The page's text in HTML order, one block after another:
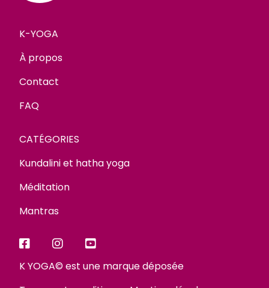
K-YOGA
À propos
Contact
FAQ
CATÉGORIES
Kundalini et hatha yoga
Méditation
Mantras
K YOGA© est une marque déposée